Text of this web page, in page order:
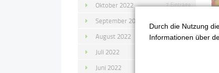
Oktober 2022 7 Einträge
September 2022
August 2022 4 Einträge
Juli 2022
Juni 2022
Durch die Nutzung
Informationen über